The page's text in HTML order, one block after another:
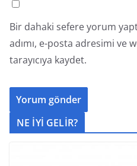
Bir dahaki sefere yorum
adımı, e-posta adresimi ve
tarayıcıya kaydet.
NE İYİ GELİR?